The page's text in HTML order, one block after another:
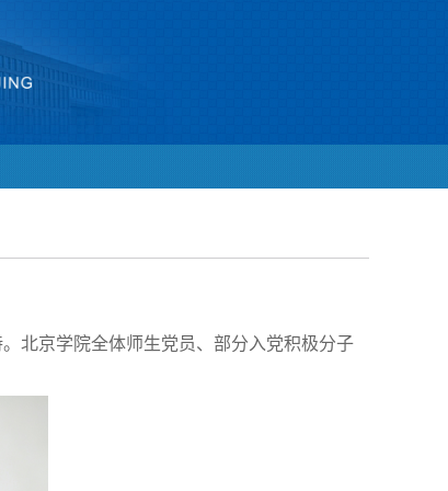
北京学院全体师生党员、部分入党积极分子